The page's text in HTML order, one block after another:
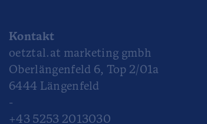
Kontakt
oetztal.at marketing gmbh
Oberlängenfeld 6, Top 2/01a
6444 Längenfeld
-
+43 5253 2013030